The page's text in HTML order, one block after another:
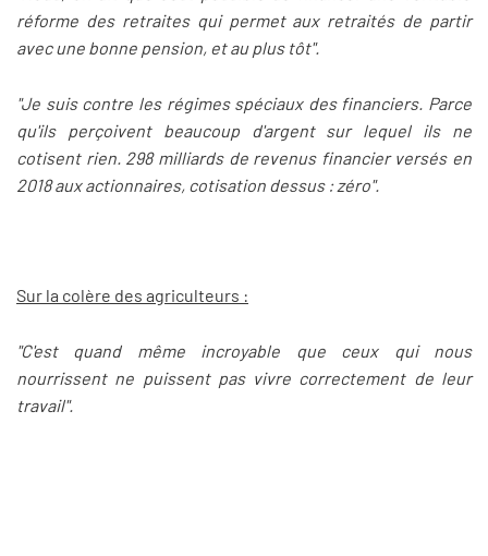
réforme des retraites qui permet aux retraités de partir
avec une bonne pension, et au plus tôt".
"Je suis contre les régimes spéciaux des financiers. Parce
qu'ils perçoivent beaucoup d'argent sur lequel ils ne
cotisent rien. 298 milliards de revenus financier versés en
2018 aux actionnaires, cotisation dessus : zéro".
Sur la colère des agriculteurs :
"C'est quand même incroyable que ceux qui nous
nourrissent ne puissent pas vivre correctement de leur
travail".